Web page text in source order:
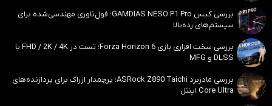
بررسی کیس GAMDIAS NESO P1 Pro؛ فول‌تاوری مهندسی‌شده برای
سیستم‌های رده‌بالا
بررسی سخت افزاری بازی Forza Horizon 6؛ تست در FHD / 2K / 4K با
DLSS و MFG
بررسی مادربرد ASRock Z890 Taichi؛ پرچمدار ازراک برای پردازنده‌های
Core Ultra اینتل